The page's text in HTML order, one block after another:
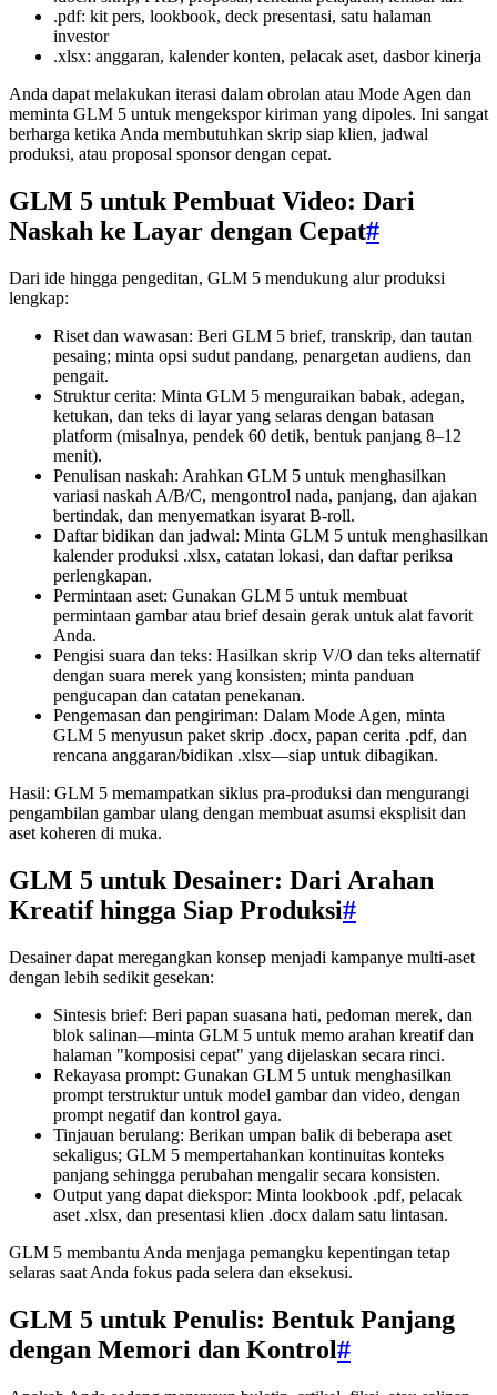
.pdf: kit pers, lookbook, deck presentasi, satu halaman
investor
.xlsx: anggaran, kalender konten, pelacak aset, dasbor kinerja
Anda dapat melakukan iterasi dalam obrolan atau Mode Agen dan
meminta GLM 5 untuk mengekspor kiriman yang dipoles. Ini sangat
berharga ketika Anda membutuhkan skrip siap klien, jadwal
produksi, atau proposal sponsor dengan cepat.
GLM 5 untuk Pembuat Video: Dari
Naskah ke Layar dengan Cepat#
Dari ide hingga pengeditan, GLM 5 mendukung alur produksi
lengkap:
Riset dan wawasan: Beri GLM 5 brief, transkrip, dan tautan
pesaing; minta opsi sudut pandang, penargetan audiens, dan
pengait.
Struktur cerita: Minta GLM 5 menguraikan babak, adegan,
ketukan, dan teks di layar yang selaras dengan batasan
platform (misalnya, pendek 60 detik, bentuk panjang 8–12
menit).
Penulisan naskah: Arahkan GLM 5 untuk menghasilkan
variasi naskah A/B/C, mengontrol nada, panjang, dan ajakan
bertindak, dan menyematkan isyarat B-roll.
Daftar bidikan dan jadwal: Minta GLM 5 untuk menghasilkan
kalender produksi .xlsx, catatan lokasi, dan daftar periksa
perlengkapan.
Permintaan aset: Gunakan GLM 5 untuk membuat
permintaan gambar atau brief desain gerak untuk alat favorit
Anda.
Pengisi suara dan teks: Hasilkan skrip V/O dan teks alternatif
dengan suara merek yang konsisten; minta panduan
pengucapan dan catatan penekanan.
Pengemasan dan pengiriman: Dalam Mode Agen, minta
GLM 5 menyusun paket skrip .docx, papan cerita .pdf, dan
rencana anggaran/bidikan .xlsx—siap untuk dibagikan.
Hasil: GLM 5 memampatkan siklus pra-produksi dan mengurangi
pengambilan gambar ulang dengan membuat asumsi eksplisit dan
aset koheren di muka.
GLM 5 untuk Desainer: Dari Arahan
Kreatif hingga Siap Produksi#
Desainer dapat meregangkan konsep menjadi kampanye multi-aset
dengan lebih sedikit gesekan:
Sintesis brief: Beri papan suasana hati, pedoman merek, dan
blok salinan—minta GLM 5 untuk memo arahan kreatif dan
halaman "komposisi cepat" yang dijelaskan secara rinci.
Rekayasa prompt: Gunakan GLM 5 untuk menghasilkan
prompt terstruktur untuk model gambar dan video, dengan
prompt negatif dan kontrol gaya.
Tinjauan berulang: Berikan umpan balik di beberapa aset
sekaligus; GLM 5 mempertahankan kontinuitas konteks
panjang sehingga perubahan mengalir secara konsisten.
Output yang dapat diekspor: Minta lookbook .pdf, pelacak
aset .xlsx, dan presentasi klien .docx dalam satu lintasan.
GLM 5 membantu Anda menjaga pemangku kepentingan tetap
selaras saat Anda fokus pada selera dan eksekusi.
GLM 5 untuk Penulis: Bentuk Panjang
dengan Memori dan Kontrol#